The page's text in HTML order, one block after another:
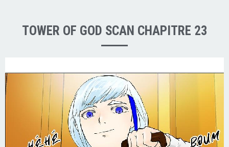
TOWER OF GOD SCAN CHAPITRE 23